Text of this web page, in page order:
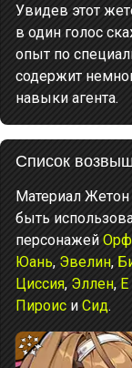
Увидев этот
в один голос
опыт по
содержит
навыки агента.
Список
Материал
быть
персонажей
Юань, Эвелин,
Циссия, Эллен, Е
Пироис и Сид.